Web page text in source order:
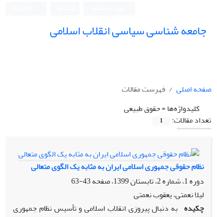
جامعه شناسی سیاسی انقلاب اسلامی
صفحه اصلی
فهرست مقالات
کلیدواژه‌ها =حقوق طبیعی
تعداد مقالات:
1
نظام حقوقی جمهوری اسلامی ایران به مثابه یک الگوی متعالی
دوره 1، شماره 2، تابستان 1399، صفحه
43-63
لیلا نعمتی، یعقوب نعمتی
چکیده به دنبال پیروزی انقلاب اسلامی و تأسیس نظام جمهوری